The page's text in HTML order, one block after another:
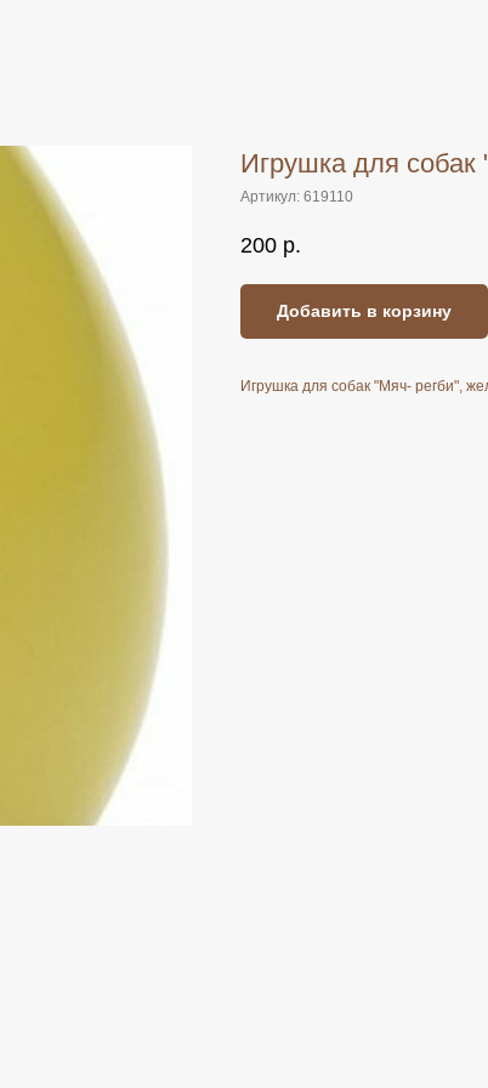
Игрушка для собак
Артикул: 619110
200 р.
Добавить в корзину
Игрушка для собак "Мяч- регби",